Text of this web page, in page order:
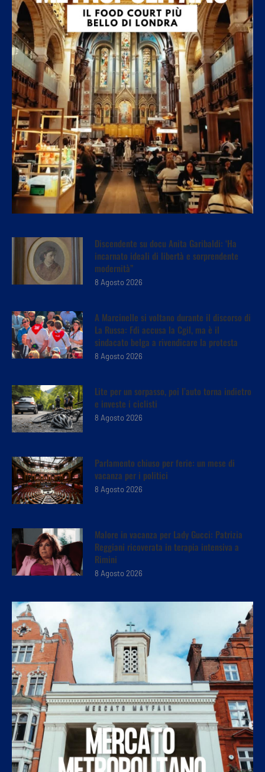
Discendente su docu Anita Garibaldi: ‘Ha
incarnato ideali di libertà e sorprendente
modernità”
8 Agosto 2026
A Marcinelle si voltano durante il discorso di
La Russa: Fdi accusa la Cgil, ma è il
sindacato belga a rivendicare la protesta
8 Agosto 2026
Lite per un sorpasso, poi l’auto torna indietro
e investe i ciclisti
8 Agosto 2026
Parlamento chiuso per ferie: un mese di
vacanza per i politici
8 Agosto 2026
Malore in vacanza per Lady Gucci: Patrizia
Reggiani ricoverata in terapia intensiva a
Rimini
8 Agosto 2026